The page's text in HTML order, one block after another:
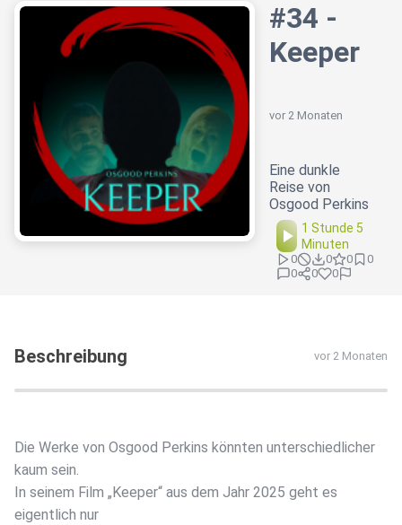
#34 -
Keeper
vor 2 Monaten
Eine dunkle
Reise von
Osgood Perkins
1 Stunde 5
Minuten
0 0 0
0
0
0 0
Beschreibung vor 2 Monaten
Die Werke von Osgood Perkins könnten unterschiedlicher
kaum sein.
In seinem Film „Keeper“ aus dem Jahr 2025 geht es
eigentlich nur